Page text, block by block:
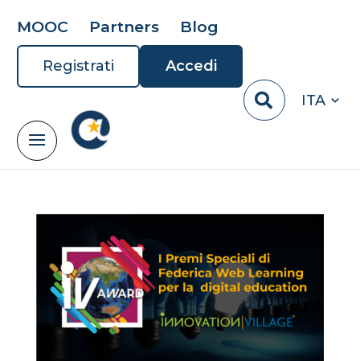
MOOC Partners Blog
Registrati
Accedi
ITA